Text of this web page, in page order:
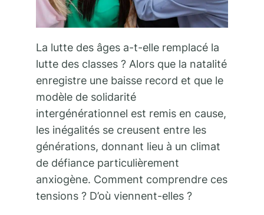
La lutte des âges a-t-elle remplacé la
lutte des classes ? Alors que la natalité
enregistre une baisse record et que le
modèle de solidarité
intergénérationnel est remis en cause,
les inégalités se creusent entre les
générations, donnant lieu à un climat
de défiance particulièrement
anxiogène. Comment comprendre ces
tensions ? D’où viennent-elles ?